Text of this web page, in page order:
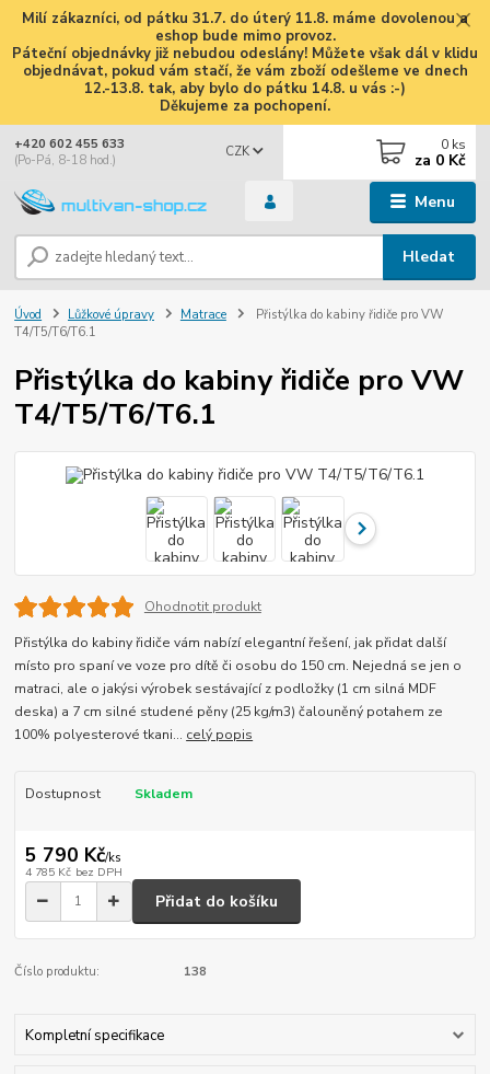
Milí zákazníci, od pátku 31.7. do úterý 11.8. máme dovolenou a
eshop bude mimo provoz.
Páteční objednávky již nebudou odeslány! Můžete však dál v klidu
objednávat, pokud vám stačí, že vám zboží odešleme ve dnech
12.-13.8. tak, aby bylo do pátku 14.8. u vás :-)
Děkujeme za pochopení.
Menu
CZK
Hledat
+420 602 455 633
(Po-Pá, 8-18 hod.)
0 ks
za 0 Kč
Úvod Lůžkové úpravy Matrace
Přistýlka do kabiny řidiče pro VW
T4/T5/T6/T6.1
Přistýlka do kabiny řidiče pro VW
T4/T5/T6/T6.1
Ohodnotit produkt
Přistýlka do kabiny řidiče vám nabízí elegantní řešení, jak přidat další
místo pro spaní ve voze pro dítě či osobu do 150 cm. Nejedná se jen o
matraci, ale o jakýsi výrobek sestávající z podložky (1 cm silná MDF
deska) a 7 cm silné studené pěny (25 kg/m3) čalouněný potahem ze
100% polyesterové tkani... celý popis
Dostupnost Skladem
5 790 Kč/ks
4 785 Kč bez DPH
Přidat do košíku
Číslo produktu: 138
Kompletní specifikace